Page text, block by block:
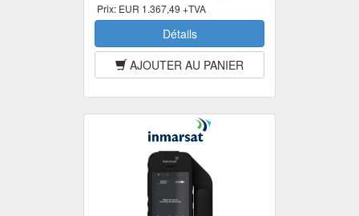
Prix: EUR 1.367,49 +TVA
Détails
AJOUTER AU PANIER